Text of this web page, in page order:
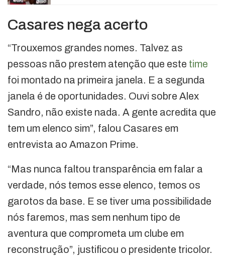
Casares nega acerto
“Trouxemos grandes nomes. Talvez as
pessoas não prestem atenção que este time
foi montado na primeira janela. E a segunda
janela é de oportunidades. Ouvi sobre Alex
Sandro, não existe nada. A gente acredita que
tem um elenco sim”, falou Casares em
entrevista ao Amazon Prime.
“Mas nunca faltou transparência em falar a
verdade, nós temos esse elenco, temos os
garotos da base. E se tiver uma possibilidade
nós faremos, mas sem nenhum tipo de
aventura que comprometa um clube em
reconstrução”, justificou o presidente tricolor.